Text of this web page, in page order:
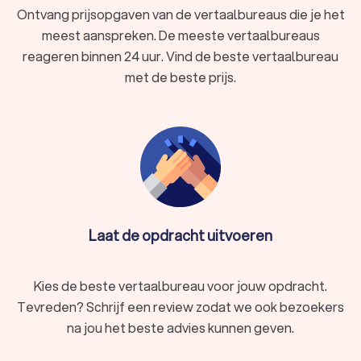
rechtsgeldige vertalingen voor officiële documenten.
Technisch vertaalbureau:Voor technische
handleidingen, productbeschrijvingen en
softwaredocumentatie.
Marketing en creatieve vertalingen:Helpt bedrijven hun
optimalisatie voor betere vindbaarheid.
Wat kost een vertaling bij een professioneel
. De kosten van een vertaling hangen af van verschillende
beëdiging of DTP (desktop publishing).
Ontvang prijsopgaven van de vertaalbureaus die je het
meest aanspreken. De meeste vertaalbureaus
reageren binnen 24 uur. Vind de beste vertaalbureau
met de beste prijs.
Laat de opdracht uitvoeren
Kies de beste vertaalbureau voor jouw opdracht.
Tevreden? Schrijf een review zodat we ook bezoekers
na jou het beste advies kunnen geven.